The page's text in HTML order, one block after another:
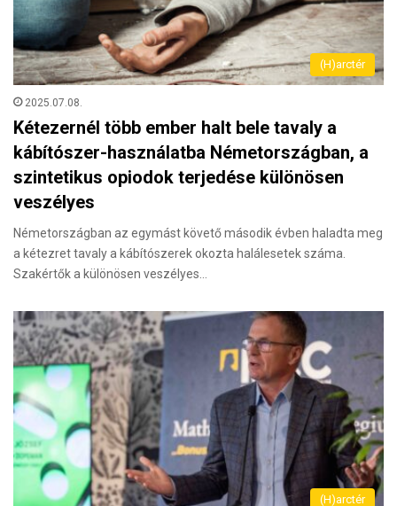
(H)arctér
2025.07.08.
Kétezernél több ember halt bele tavaly a
kábítószer-használatba Németországban, a
szintetikus opiodok terjedése különösen
veszélyes
Németországban az egymást követő második évben haladta meg
a kétezret tavaly a kábítószerek okozta halálesetek száma.
Szakértők a különösen veszélyes…
(H)arctér